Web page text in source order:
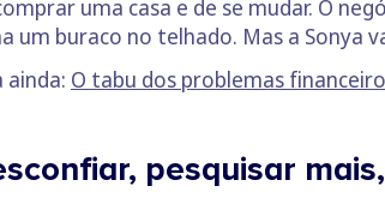
uma casa e de se mudar. O
um buraco no telhado. Mas a Sonya
ainda: O tabu dos problemas
pesquisar